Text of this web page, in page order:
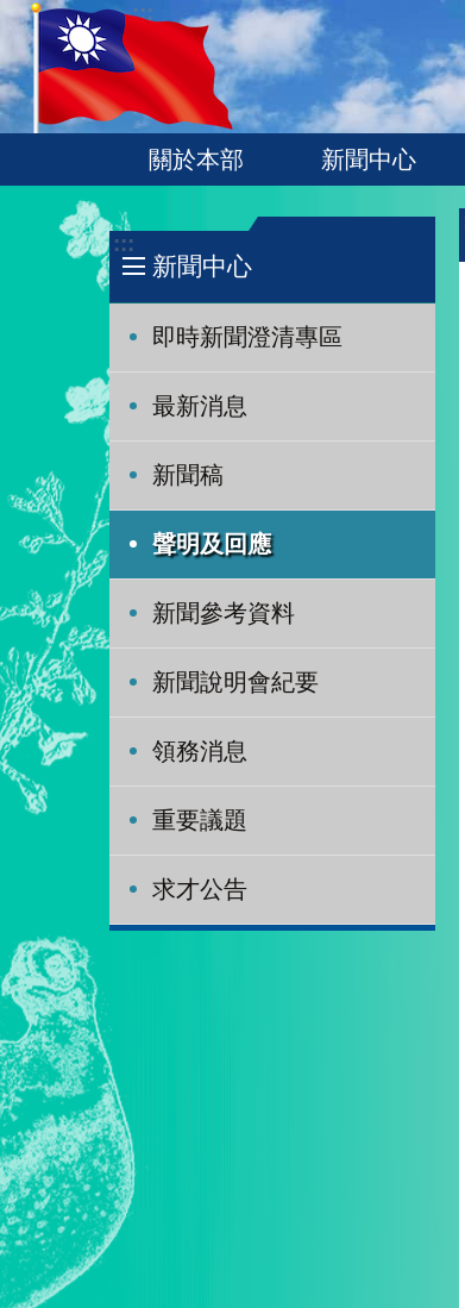
跳到主要內容區塊
:::
關於本部 新聞中心
:::
新聞中心
即時新聞澄清專區
最新消息
新聞稿
聲明及回應
新聞參考資料
新聞說明會紀要
領務消息
重要議題
求才公告